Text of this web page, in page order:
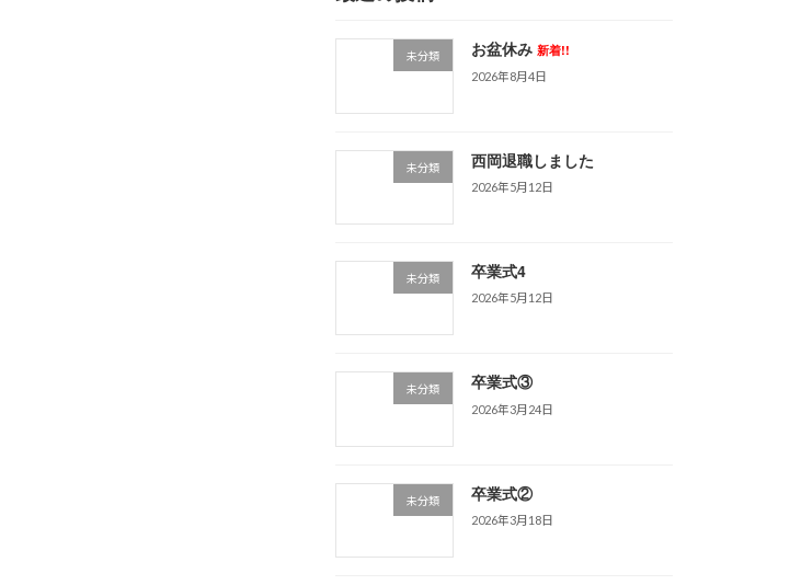
未分類 お盆休み 新着!!
2026年8月4日
未分類 西岡退職しました
2026年5月12日
未分類 卒業式4
2026年5月12日
未分類 卒業式③
2026年3月24日
未分類 卒業式②
2026年3月18日